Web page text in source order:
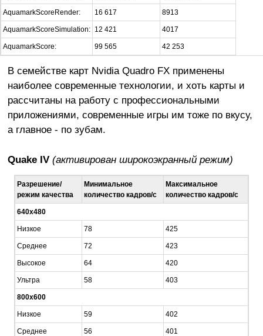
AquamarkScoreRender: 16 617 8913
AquamarkScoreSimulation: 12 421 4017
AquamarkScore: 99 565 42 253
В семействе карт Nvidia Quadro FX применены
наиболее современные технологии, и хоть карты и
рассчитаны на работу с профессиональными
приложениями, современные игры им тоже по вкусу,
а главное - по зубам.
Quake IV (активирован широкоэкранный режим)
Разрешение/
режим качества
Минимальное
количество кадров/c
Максимальное
количество кадров/c
640х480
Низкое 78 425
Среднее 72 423
Высокое 64 420
Ультра 58 403
800х600
Низкое 59 402
Среднее 56 401